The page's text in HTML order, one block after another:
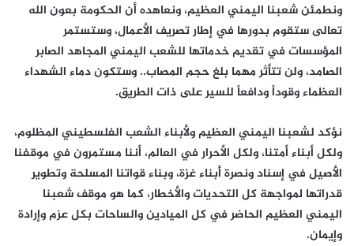
ونطمئن شعبنا اليمني العظيم، ونعاهده أن الحكومة بعون الله
تعالى ستقوم بدورها في إطار تصريف الأعمال، وستستمر
المؤسسات في تقديم خدماتها للشعب اليمني المجاهد الصابر
الصامد، ولن تتأثر مهما بلغ حجم المصاب.. وستكون دماء الشهداء
العظماء وقوداً ودافعاً للسير على ذات الطريق.
نؤكد لشعبنا اليمني العظيم ولأبناء الشعب الفلسطيني المظلوم،
ولكل أبناء أمتنا، ولكل الأحرار في العالم، أننا مستمرون في موقفنا
الأصيل في إسناد ونصرة أبناء غزة، وبناء قواتنا المسلحة وتطوير
قدراتها لمواجهة كل التحديات والأخطار، كما هو موقف شعبنا
اليمني العظيم الحاضر في كل الميادين والساحات بكل عزم وإرادة
وإيمان.